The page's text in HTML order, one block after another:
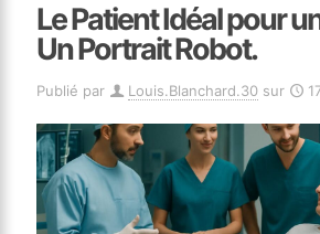
Le Patient Idéal pour
Un Portrait Robot.
Publié par Louis.Blanchard.30 sur